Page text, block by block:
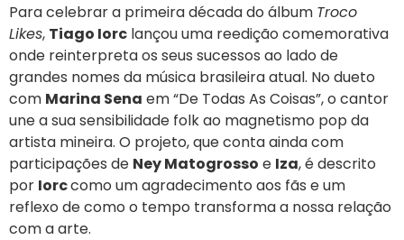
Para celebrar a primeira década do álbum Troco
Likes, Tiago Iorc lançou uma reedição comemorativa
onde reinterpreta os seus sucessos ao lado de
grandes nomes da música brasileira atual. No dueto
com Marina Sena em “De Todas As Coisas”, o cantor
une a sua sensibilidade folk ao magnetismo pop da
artista mineira. O projeto, que conta ainda com
participações de Ney Matogrosso e Iza, é descrito
por Iorccomo um agradecimento aos fãs e um
reflexo de como o tempo transforma a nossa relação
com a arte.